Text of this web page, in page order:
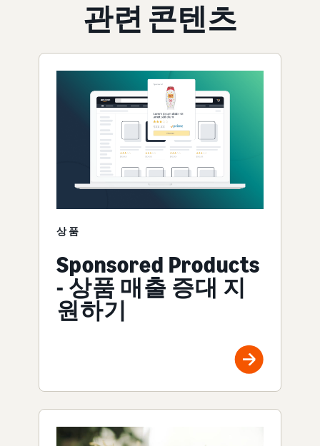
관련 콘텐츠
상품
Sponsored Products
- 상품 매출 증대 지
원하기